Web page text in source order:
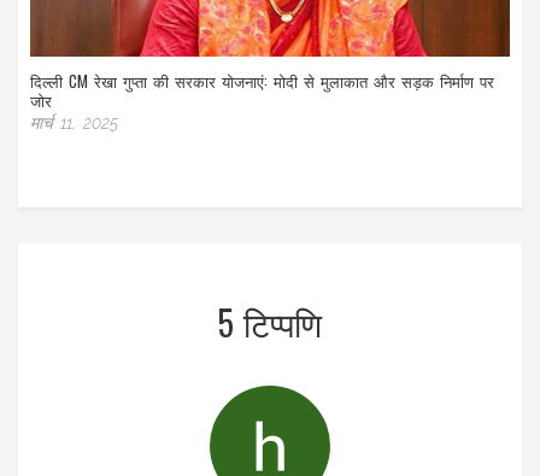
दिल्ली CM रेखा गुप्ता की सरकार योजनाएं: मोदी से मुलाकात और सड़क निर्माण पर
जोर
मार्च 11, 2025
5 टिप्पणि